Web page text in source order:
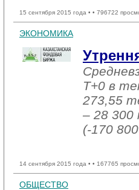
15 сентября 2015 года • • 796722
ЭКОНОМИКА
T+0 в
273,55
– 28 300
(-170
14 сентября 2015 года • • 167765
ОБЩЕСТВО